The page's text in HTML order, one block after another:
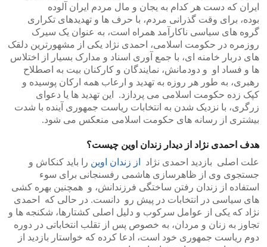
ایران که دست هر کدام به یجان و مال مردم ایران آلوده
بوده، برای وقت گذرانی مردم، با حرف ها و تهدیدهای تکراری
گروه های سیاسی ناکارآمد همراه است، به عنوان یک سیرک
روزمره در حکومت اسلامی، احمدی نژاد یکی از مشهورترین دلقک
های دربار خامنه ای، با جمع آوری اسناد و مدارک بسیار از اختلاس
ها و فساد او و دودمانش، نمایندگان و کارکنان بیت به اصطلاح
رهبری، به طور هر روزه به تهدید و ارعاب همه ارکان پوسیده و
کپک زده حکومت اسلامی می پردازد. این تهدید ها یا دعوای
زرگری، با نزدیک شدن به انتخابات ریاست جمهوری آینده با شدت
بیشتری از رسانه های حکومت اسلامی منعکس می شود.
هدف احمدی نژاد از دیدار زندان اوین چیست؟
علت اصلی بازدید احمدی نژاد
از زندان اوین را باید کنکاش و
جستجوی وی از ظاهرسازی هاشمی رفسنجانی برای سوء
استفاده از زندان رفتن ساختگی فرزندانش، و همچنین بهره کشی
های سیاسی در انتخابات در پیش رو دانست. در حالی که احمدی
نژاد که یکی از عوامل سرکوب و دلیل اصلی کشتارها، شکنجه ها و
تجاوز به زنان و مردان، به خصوص پس از تقلب انتخاباتی در دوره
دوم ریاست جمهوری خود است، ادعا کرده که خواستار بازدید از